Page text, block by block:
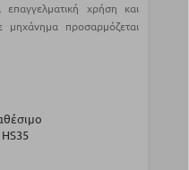
χρήση και
μηχάνημα προσαρμόζεται
HS35